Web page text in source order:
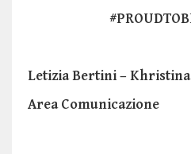
Letizia Bertini –
Area Comunicazione